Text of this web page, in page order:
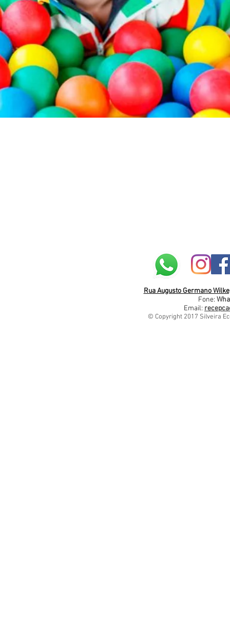
Rua Augusto Germano
Fone:
Email:
© Copyright 2017 Silveira